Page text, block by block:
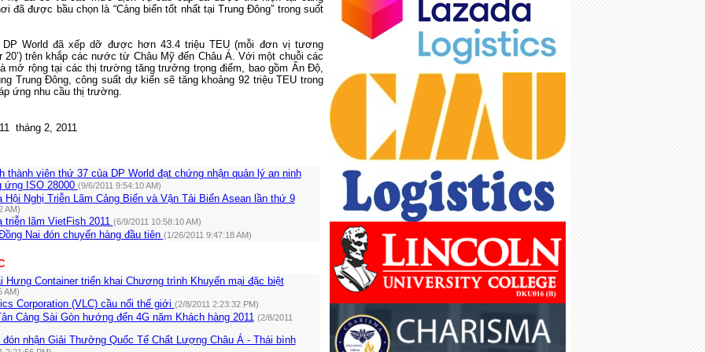
đã được bầu chọn là “Cảng biển tốt nhất tại Trung Đông” trong suốt
DP World đã xếp dỡ được hơn 43.4 triệu TEU (mỗi đơn vị tương
20’) trên khắp các nước từ Châu Mỹ đến Châu Á. Với một chuỗi các
mở rộng tại các thị trường tăng trưởng trọng điểm, bao gồm Ấn Độ,
Trung Đông, công suất dự kiến sẽ tăng khoảng 92 triệu TEU trong
ứng nhu cầu thị trường.
tháng 2, 2011
thành viên thứ 37 của DP World đạt chứng nhận quản lý an ninh
ứng ISO 28000 (9/6/2011 9:54:10 AM)
Hội Nghị Triễn Lãm Cảng Biển và Vận Tải Biển Asean lần thứ 9
AM)
triễn lãm VietFish 2011 (6/9/2011 10:58:10 AM)
Nai đón chuyến hàng đầu tiên (1/26/2011 9:47:18 AM)
Hưng Container triển khai Chương trình Khuyến mại đặc biệt
AM)
Corporation (VLC) cầu nối thế giới (2/8/2011 2:23:32 PM)
Cảng Sài Gòn hướng đến 4G năm Khách hàng 2011 (2/8/2011
đón nhận Giải Thưởng Quốc Tế Chất Lượng Châu Á - Thái bình